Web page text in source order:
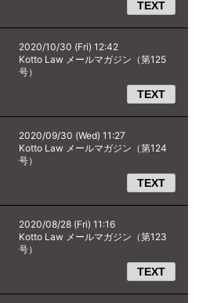
TEXT
2020/10/30 (Fri) 12:42
Kotto Law メールマガジン（第125
号）
TEXT
2020/09/30 (Wed) 11:27
Kotto Law メールマガジン（第124
号）
TEXT
2020/08/28 (Fri) 11:16
Kotto Law メールマガジン（第123
号）
TEXT